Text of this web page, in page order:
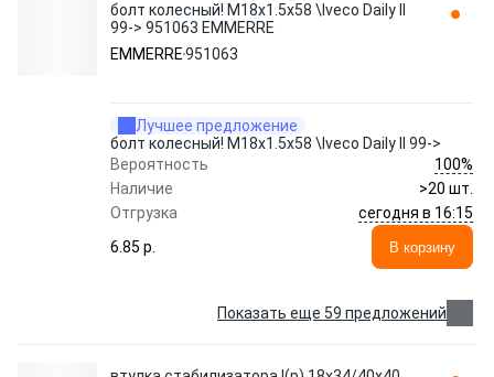
болт колесный! M18x1.5x58 \Iveco Daily II
99-> 951063 EMMERRE
EMMERRE951063
Лучшее предложение
болт колесный! M18x1.5x58 \Iveco Daily II 99->
Вероятность
100%
Наличие
>20 шт.
Отгрузка
сегодня в 16:15
6.85 p.
В корзину
Показать еще 59 предложений